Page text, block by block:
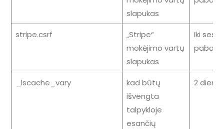
slapukas
stripe.csrf
„Stripe“
mokėjimo vartų
slapukas
Iki
_lscache_vary
kad būtų
išvengta
talpykloje
esančių
2